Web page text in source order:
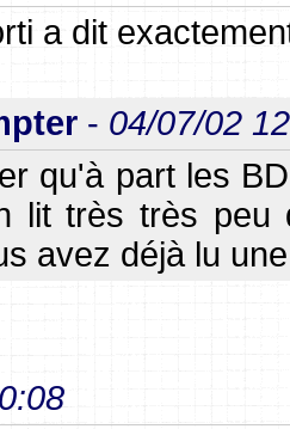
a dit
- 04/07/02
qu'à part les
lit très très peu
avez déjà lu